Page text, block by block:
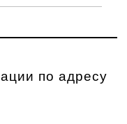
по адресу